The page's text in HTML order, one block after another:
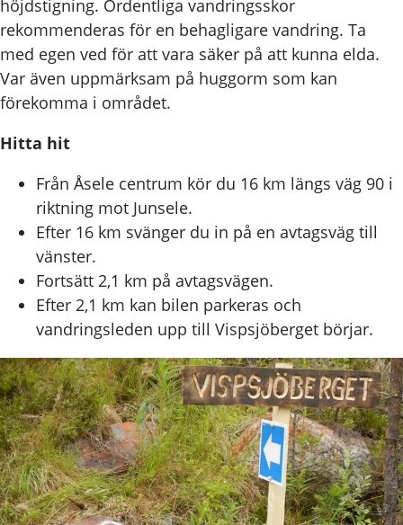
höjdstigning. Ordentliga vandringsskor
rekommenderas för en behagligare vandring. Ta
med egen ved för att vara säker på att kunna elda.
Var även uppmärksam på huggorm som kan
förekomma i området.
Hitta hit
Från Åsele centrum kör du 16 km längs väg 90 i
riktning mot Junsele.
Efter 16 km svänger du in på en avtagsväg till
vänster.
Fortsätt 2,1 km på avtagsvägen.
Efter 2,1 km kan bilen parkeras och
vandringsleden upp till Vispsjöberget börjar.